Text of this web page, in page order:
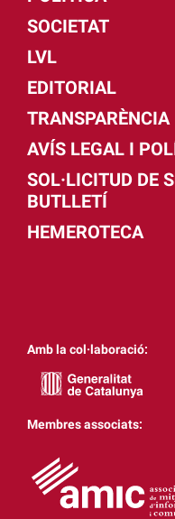
SOCIETAT
LVL
EDITORIAL
TRANSPARÈNCIA
AVÍS LEGAL I
SOL·LICITUD DE
BUTLLETÍ
HEMEROTECA
Amb la col·laboració:
Membres associats: